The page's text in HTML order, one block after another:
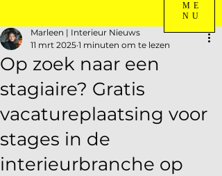
ME
NU
Op zoek naar een
stagiaire? Gratis
vacatureplaatsing voor
stages in de
interieurbranche op
Marleen | Interieur Nieuws
11 mrt 2025 1 minuten om te lezen